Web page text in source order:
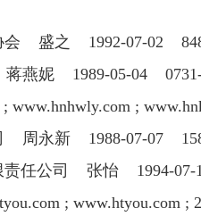
会 盛之 1992-07-02
燕妮 1989-05-04 0731-
www.hnhwly.com ;
周永新 1988-07-07
责任公司 张怡 1994-
; www.htyou.com